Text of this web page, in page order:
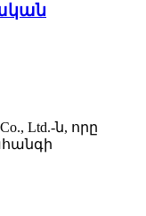
Co., Ltd.-ն, որը